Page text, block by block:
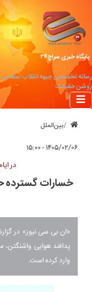
پایگاه خبری سراج۲۴
رسانه تخصصی جبهه انقلاب
روشن حقیقت
بین‌الملل
۱۴۰۵/۰۲/۰۶ - ۱۵:۰۰
در
پدافند هوایی واشنگتن،
وارد کرده است.